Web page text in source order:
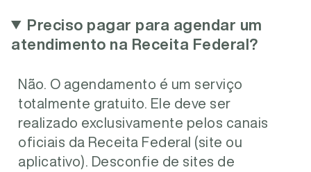
Preciso pagar para agendar um
atendimento na Receita Federal?
Não. O agendamento é um serviço
totalmente gratuito. Ele deve ser
realizado exclusivamente pelos canais
oficiais da Receita Federal (site ou
aplicativo). Desconfie de sites de